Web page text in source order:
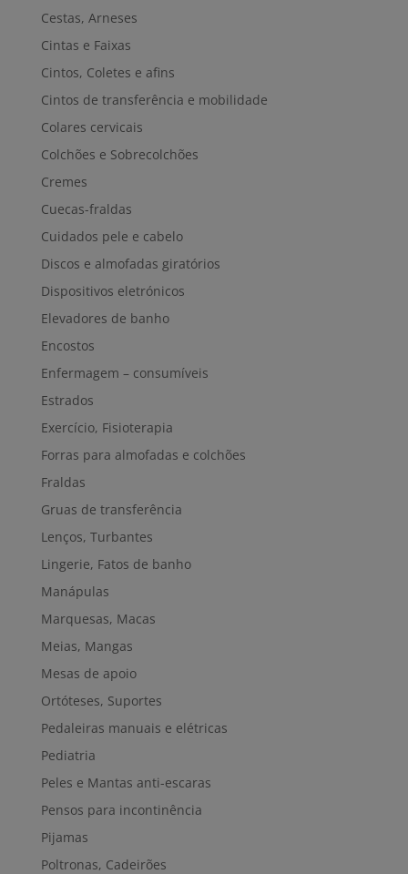
Cestas, Arneses
Cintas e Faixas
Cintos, Coletes e afins
Cintos de transferência e mobilidade
Colares cervicais
Colchões e Sobrecolchões
Cremes
Cuecas-fraldas
Cuidados pele e cabelo
Discos e almofadas giratórios
Dispositivos eletrónicos
Elevadores de banho
Encostos
Enfermagem – consumíveis
Estrados
Exercício, Fisioterapia
Forras para almofadas e colchões
Fraldas
Gruas de transferência
Lenços, Turbantes
Lingerie, Fatos de banho
Manápulas
Marquesas, Macas
Meias, Mangas
Mesas de apoio
Ortóteses, Suportes
Pedaleiras manuais e elétricas
Pediatria
Peles e Mantas anti-escaras
Pensos para incontinência
Pijamas
Poltronas, Cadeirões